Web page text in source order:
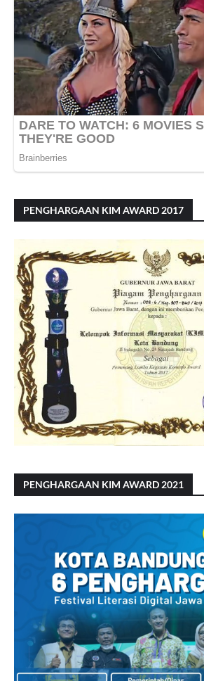
PENGHARGAAN KIM AWARD 2017
PENGHARGAAN KIM AWARD 2021